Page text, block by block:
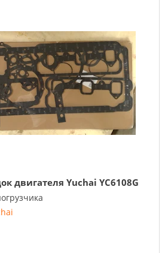
двигателя Yuchai YC6108G